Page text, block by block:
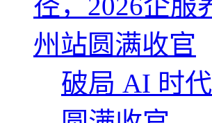
破局 AI 时